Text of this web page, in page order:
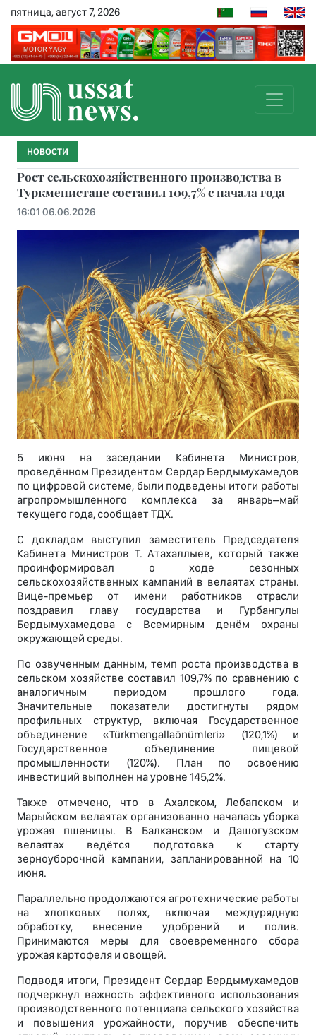
пятница, август 7, 2026
НОВОСТИ
Рост сельскохозяйственного производства в
Туркменистане составил 109,7% с начала года
16:01 06.06.2026
5 июня на заседании Кабинета Министров,
проведённом Президентом Сердар Бердымухамедов
по цифровой системе, были подведены итоги работы
агропромышленного комплекса за январь–май
текущего года, сообщает ТДХ.
С докладом выступил заместитель Председателя
Кабинета Министров Т. Атахаллыев, который также
проинформировал о ходе сезонных
сельскохозяйственных кампаний в велаятах страны.
Вице-премьер от имени работников отрасли
поздравил главу государства и Гурбангулы
Бердымухамедова с Всемирным денём охраны
окружающей среды.
По озвученным данным, темп роста производства в
сельском хозяйстве составил 109,7% по сравнению с
аналогичным периодом прошлого года.
Значительные показатели достигнуты рядом
профильных структур, включая Государственное
объединение «Türkmengallaönümleri» (120,1%) и
Государственное объединение пищевой
промышленности (120%). План по освоению
инвестиций выполнен на уровне 145,2%.
Также отмечено, что в Ахалском, Лебапском и
Марыйском велаятах организованно началась уборка
урожая пшеницы. В Балканском и Дашогузском
велаятах ведётся подготовка к старту
зерноуборочной кампании, запланированной на 10
июня.
Параллельно продолжаются агротехнические работы
на хлопковых полях, включая междурядную
обработку, внесение удобрений и полив.
Принимаются меры для своевременного сбора
урожая картофеля и овощей.
Подводя итоги, Президент Сердар Бердымухамедов
подчеркнул важность эффективного использования
производственного потенциала сельского хозяйства
и повышения урожайности, поручив обеспечить